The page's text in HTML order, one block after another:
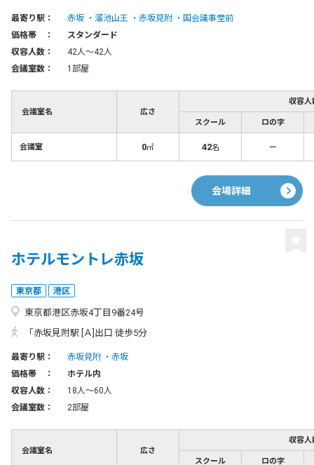
最寄り駅： 赤坂 溜池山王 赤坂見附
国会議事堂前
価格帯 ：
スタンダード
収容人数：
42人〜42人
会議室数：
1部屋
会議室名 広さ
収容人
スクール ロの字
会議室 0㎡ 42名 －
会場詳細
ホテルモントレ赤坂
東京都 港区
東京都港区赤坂4丁目9番24号
「赤坂見附駅 [Ａ]出口 徒歩5分
最寄り駅： 赤坂見附
赤坂
価格帯 ：
ホテル内
収容人数：
18人〜60人
会議室数：
2部屋
会議室名 広さ
収容人
スクール ロの字